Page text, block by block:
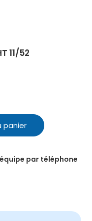
11/52
panier
par téléphone